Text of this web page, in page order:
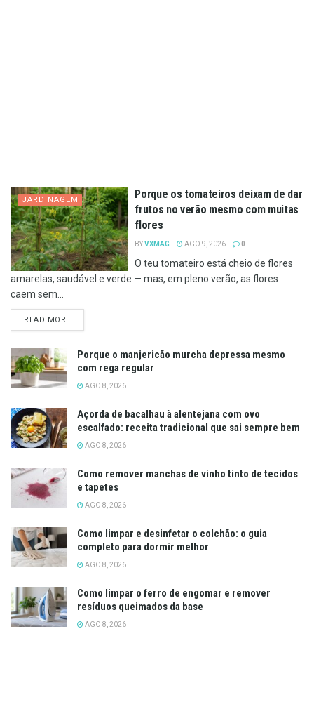
JARDINAGEM
Porque os tomateiros deixam de dar
frutos no verão mesmo com muitas
flores
BYVXMAG AGO 9, 2026 0
O teu tomateiro está cheio de flores
amarelas, saudável e verde — mas, em pleno verão, as flores
caem sem...
READ MOREDETAILS
Porque o manjericão murcha depressa mesmo
com rega regular
AGO 8, 2026
Açorda de bacalhau à alentejana com ovo
escalfado: receita tradicional que sai sempre bem
AGO 8, 2026
Como remover manchas de vinho tinto de tecidos
e tapetes
AGO 8, 2026
Como limpar e desinfetar o colchão: o guia
completo para dormir melhor
AGO 8, 2026
Como limpar o ferro de engomar e remover
resíduos queimados da base
AGO 8, 2026